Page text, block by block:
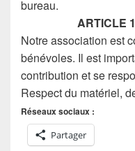
bureau.
ARTICLE
Notre association est
bénévoles. Il est
contribution et se
Respect du matériel,
Réseaux sociaux :
Partager